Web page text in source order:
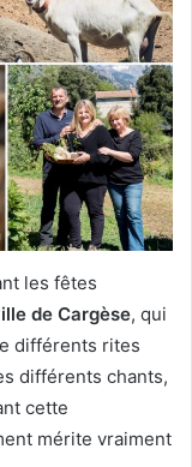
les fêtes
de Cargèse, qui
différents rites
différents chants,
cette
mérite vraiment